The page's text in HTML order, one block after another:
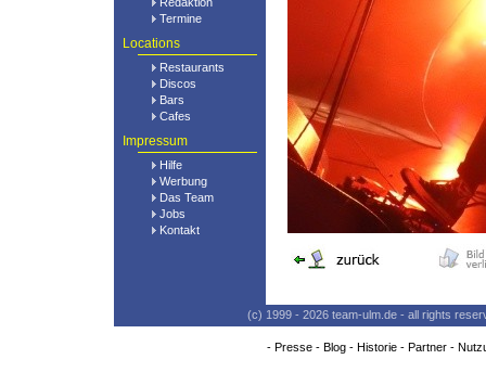
Termine
Locations
Restaurants
Discos
Bars
Cafes
Impressum
Hilfe
Werbung
Das Team
Jobs
Kontakt
(c) 1999 - 2026 team-ulm.de - all rights
- Presse- Blog- Historie- Partner-